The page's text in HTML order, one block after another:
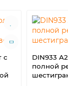
с
DIN933
полной